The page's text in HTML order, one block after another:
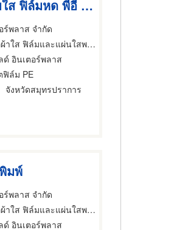
โรงงานผลิตฟิล์มใส ฟิล์มหด พีอี สมุทรปราการ
ร์พลาส จํากัด
แผ่นใสพลาสติก,ผู้ผลิตผ้าใส ฟิล์มและแผ่นใสพลาสติก,ฟิล์มยืดพันสินค้า
ด์ อินเตอร์พลาส
ฟิล์ม PE
จังหวัดสมุทรปราการ
มพ์
ร์พลาส จํากัด
แผ่นใสพลาสติก,ผู้ผลิตผ้าใส ฟิล์มและแผ่นใสพลาสติก,ฟิล์มยืดพันสินค้า
ด์ อินเตอร์พลาส